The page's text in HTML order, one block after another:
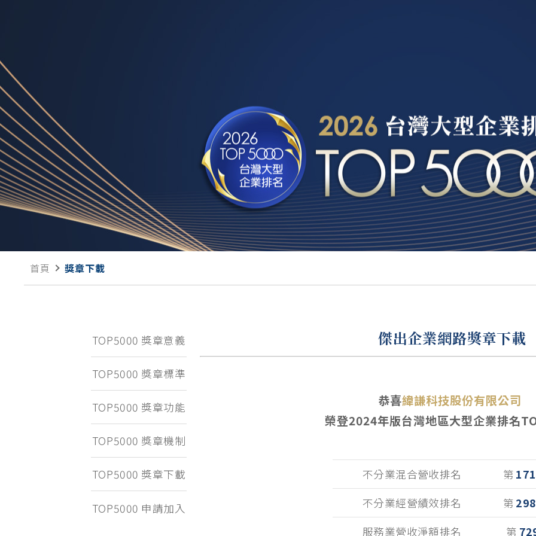
首頁 獎章下載
TOP5000 獎章意義
TOP5000 獎章標準
TOP5000 獎章功能
TOP5000 獎章機制
TOP5000 獎章下載
TOP5000 申請加入
傑出企業網路獎章下載
恭喜緯謙科技股份有限公司
榮登2024年版台灣地區大型企業排名
不分業混合營收排名 第
不分業經營績效排名
第
服務業營收淨額排名
第